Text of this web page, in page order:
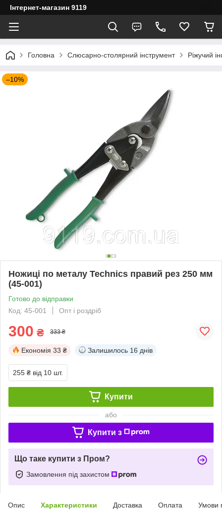
Інтернет-магазин 9119
Головна Слюсарно-столярний інструмент Ріжучий
–10%
Ножиці по металу Technics правий рез 250 мм
(45-001)
Готово до відправки
Код: 45-001
Опт і роздріб
300 ₴ 333 ₴
Економія 33 ₴ Залишилось 16 днів
255 ₴ від 10 шт.
Купити
або
Купити з
Що таке купити з Пром?
Замовлення під захистом
Опис Характеристики Доставка Оплата Умови